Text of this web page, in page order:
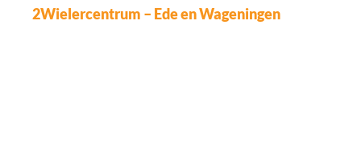
2Wielercentrum – Ede en Wageningen